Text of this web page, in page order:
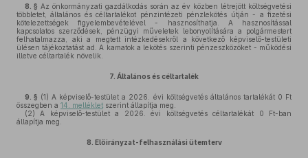
8. § Az önkormányzati gazdálkodás során az év közben létrejött költségvetési
többletet, általános és céltartalékot pénzintézeti pénzlekötés útján - a fizetési
kötelezettségek figyelembevételével - hasznosíthatja. A hasznosítással
kapcsolatos szerződések, pénzügyi műveletek lebonyolítására a polgármestert
felhatalmazza, aki a megtett intézkedésekről a következő képviselő-testületi
ülésen tájékoztatást ad. A kamatok a lekötés szerinti pénzeszközöket - működési
illetve céltartalék növelik.
7. Általános és céltartalék
9. § (1) A képviselő-testület a 2026. évi költségvetés általános tartalékát 0 Ft
összegben a 14. melléklet szerint állapítja meg.
(2) A képviselő-testület a 2026. évi költségvetés céltartalékát 0 Ft-ban
állapítja meg.
8. Előirányzat-felhasználási ütemterv